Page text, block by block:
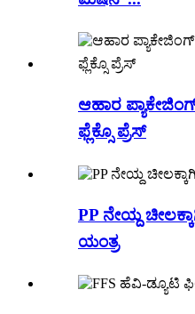
ಆಹಾರ
ಫ್ಲೆಕ್ಸೊ ಪ್ರೆಸ್
PP ನೇಯ್ದ
ಯಂತ್ರ